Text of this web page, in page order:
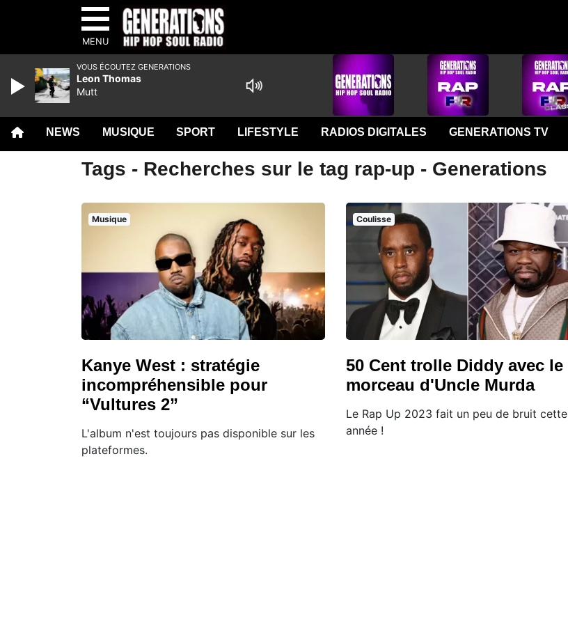
MENU
NEWS MUSIQUE SPORT LIFESTYLE RADIOS DIGITALES GENERATIONS TV
Tags - Recherches sur le tag rap-up - Generations
Musique
Kanye West : stratégie
incompréhensible pour
“Vultures 2”
L'album n'est toujours pas disponible sur les
plateformes.
Coulisse
50 Cent trolle Diddy avec le
morceau d'Uncle Murda
Le Rap Up 2023 fait un peu de bruit cette
année !
VOUS ÉCOUTEZ GENERATIONS
Leon Thomas
Mutt